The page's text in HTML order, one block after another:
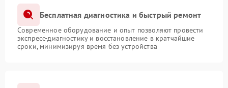
Бесплатная диагностика и быстрый ремонт
Современное оборудование и опыт позволяют провести
экспресс-диагностику и восстановление в кратчайшие
сроки, минимизируя время без устройства